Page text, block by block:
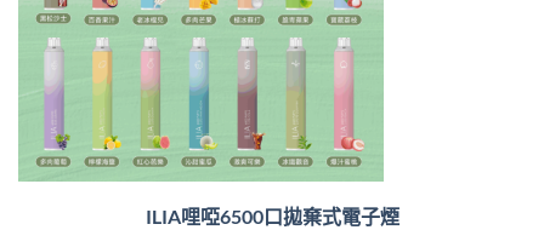
ILIA哩啞6500口拋棄式電子煙